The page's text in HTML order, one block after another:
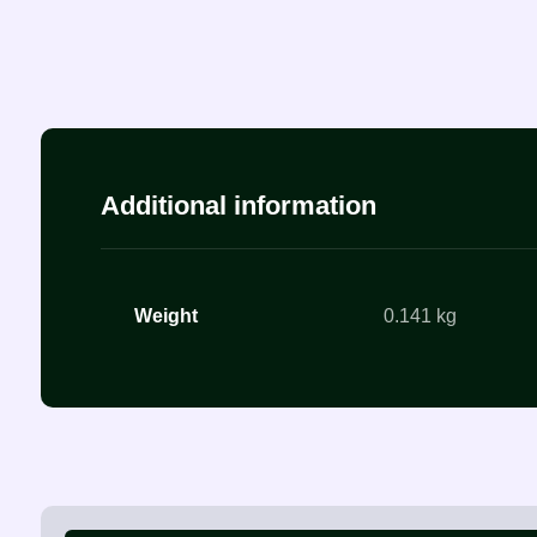
Additional information
Weight 0.141 kg